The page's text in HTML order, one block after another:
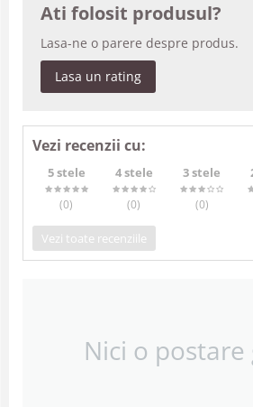
Ati folosit produsul?
Lasa-ne o parere despre produs.
Lasa un rating
Vezi recenzii cu:
5 stele
(0)
4 stele
(0)
3 stele
(0)
Vezi toate recenziile
Nici o postare